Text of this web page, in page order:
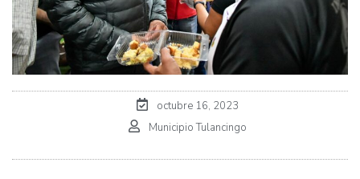
octubre 16, 2023
Municipio Tulancingo